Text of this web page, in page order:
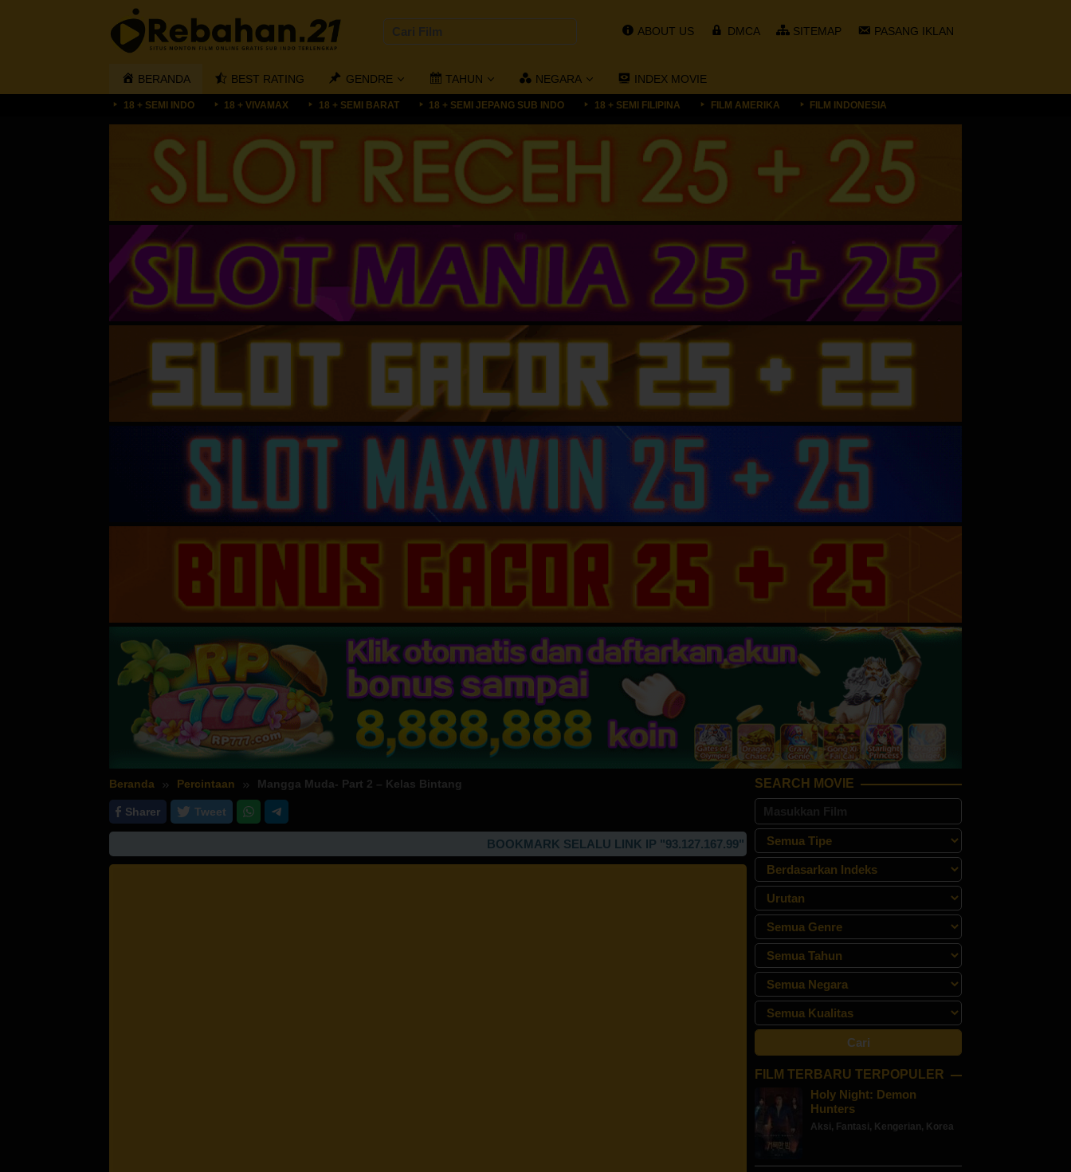
ABOUT US DMCA SITEMAP PASANG IKLAN
BERANDA BEST RATING GENDRE TAHUN NEGARA INDEX MOVIE
18 + SEMI INDO 18 + VIVAMAX 18 + SEMI BARAT 18 + SEMI JEPANG SUB INDO 18 + SEMI FILIPINA FILM AMERIKA FILM INDONESIA
Beranda Percintaan Mangga Muda- Part 2 – Kelas Bintang
Sharer Tweet
BOOKMARK SELALU LINK IP "93.127.167.99" UNTUK AKSES "REBAHAN21" SITUS STREAMING NONTON
SEARCH MOVIE
FILM TERBARU TERPOPULER
Holy Night: Demon
Hunters
Aksi , Fantasi , Kengerian, Korea